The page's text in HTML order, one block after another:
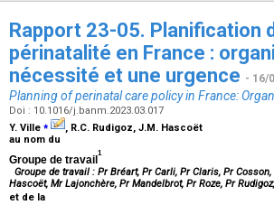
Rapport 23-05. Planification
périnatalité en France :
nécessité et une urgence - 16/
Planning of perinatal care policy in France:
Doi : 10.1016/j.banm.2023.03.017
Y. Ville ⁎
, R.C. Rudigoz, J.M. Hascoët
au nom du
Groupe de travail
1
Groupe de travail : Pr Bréart, Pr Carli, Pr Claris, Pr
Hascoët, Mr Lajonchère, Pr Mandelbrot, Pr Roze, Pr
et de la